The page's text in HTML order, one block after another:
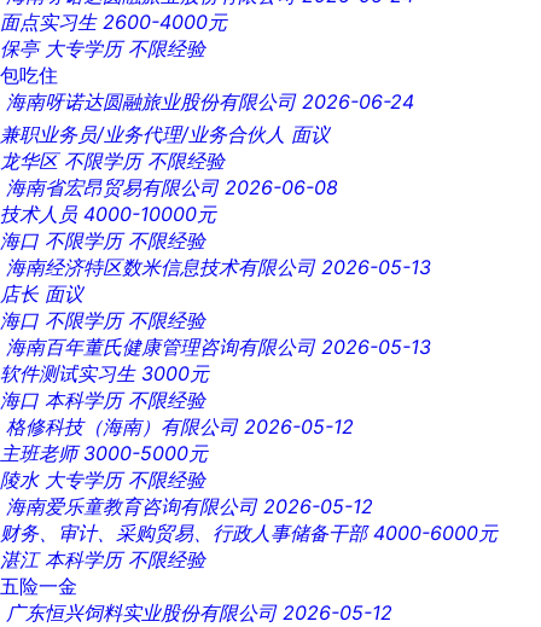
面点实习生 2600-4000元
保亭 大专学历 不限经验
包吃住
海南呀诺达圆融旅业股份有限公司 2026-06-24
兼职业务员/业务代理/业务合伙人 面议
龙华区 不限学历 不限经验
海南省宏昂贸易有限公司 2026-06-08
技术人员 4000-10000元
海口 不限学历 不限经验
海南经济特区数米信息技术有限公司 2026-05-13
店长 面议
海口 不限学历 不限经验
海南百年董氏健康管理咨询有限公司 2026-05-13
软件测试实习生 3000元
海口 本科学历 不限经验
格修科技（海南）有限公司 2026-05-12
主班老师3000-5000元
陵水 大专学历 不限经验
海南爱乐童教育咨询有限公司 2026-05-12
财务、审计、采购贸易、行政人事储备干部 4000-6000元
湛江 本科学历 不限经验
五险一金
广东恒兴饲料实业股份有限公司 2026-05-12